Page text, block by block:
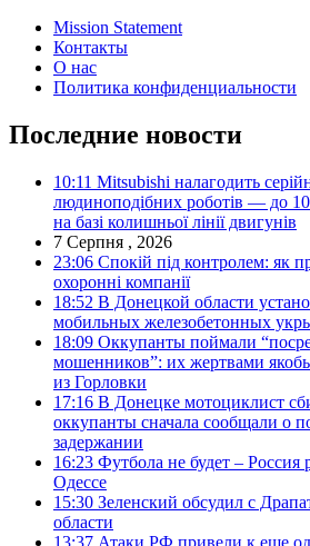
Mission Statement
Контакты
О нас
Политика конфиденциальности
Последние новости
10:11 Mitsubishi налагодить
людиноподібних роботів — до
на базі колишньої лінії двигунів
7 Серпня , 2026
23:06 Спокій під контролем: як
охоронні компанії
18:52 В Донецкой области
мобильных железобетонных
18:09 Оккупанты поймали
мошенников”: их жертвами
из Горловки
17:16 В Донецке мотоциклист
оккупанты сначала сообщали о
задержании
16:23 Футбола не будет – Россия
Одессе
15:30 Зеленский обсудил с
области
13:37 Атаки РФ привели к еще